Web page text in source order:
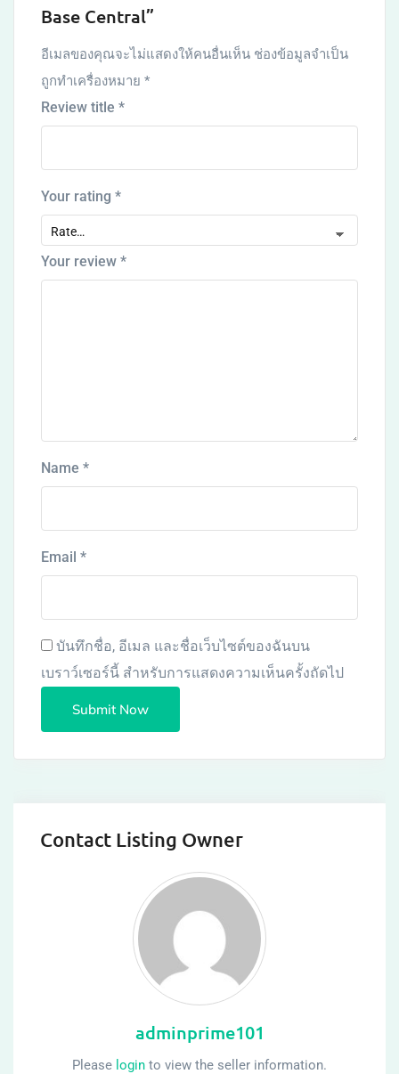
Base Central”
อีเมลของคุณจะไม่แสดงให้คนอื่นเห็น ช่องข้อมูลจำเป็น
ถูกทำเครื่องหมาย *
Review title *
Your rating *
Your review *
Name *
Email *
บันทึกชื่อ, อีเมล และชื่อเว็บไซต์ของฉันบน
เบราว์เซอร์นี้ สำหรับการแสดงความเห็นครั้งถัดไป
Contact Listing Owner
adminprime101
Please login to view the seller information.